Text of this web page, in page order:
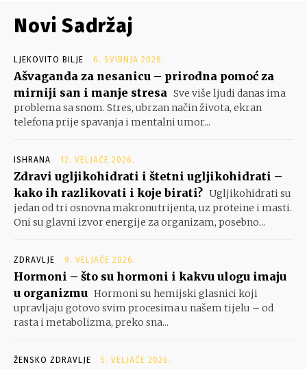
Novi Sadržaj
LJEKOVITO BILJE 6. SVIBNJA 2026.
Ašvaganda za nesanicu – prirodna pomoć za
mirniji san i manje stresa Sve više ljudi danas ima
problema sa snom. Stres, ubrzan način života, ekran
telefona prije spavanja i mentalni umor...
ISHRANA 12. VELJAČE 2026.
Zdravi ugljikohidrati i štetni ugljikohidrati –
kako ih razlikovati i koje birati? Ugljikohidrati su
jedan od tri osnovna makronutrijenta, uz proteine i masti.
Oni su glavni izvor energije za organizam, posebno...
ZDRAVLJE 9. VELJAČE 2026.
Hormoni – što su hormoni i kakvu ulogu imaju
u organizmu Hormoni su hemijski glasnici koji
upravljaju gotovo svim procesima u našem tijelu – od
rasta i metabolizma, preko sna...
ŽENSKO ZDRAVLJE 5. VELJAČE 2026.